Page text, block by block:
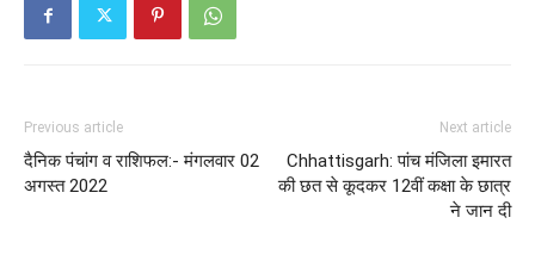
Previous article
दैनिक पंचांग व राशिफल:- मंगलवार 02
अगस्त 2022
Next article
Chhattisgarh: पांच मंजिला इमारत
की छत से कूदकर 12वीं कक्षा के छात्र
ने जान दी